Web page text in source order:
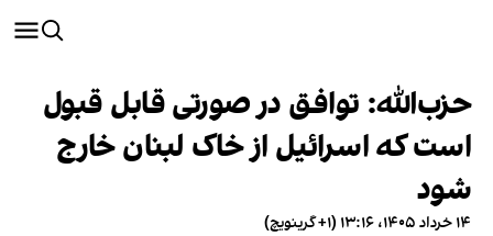
حزب‌الله: توافق در صورتی قابل قبول
است که اسرائیل از خاک لبنان خارج
شود
۱۴ خرداد ۱۴۰۵، ۱۳:۱۶ (‎+۱ گرینویچ)